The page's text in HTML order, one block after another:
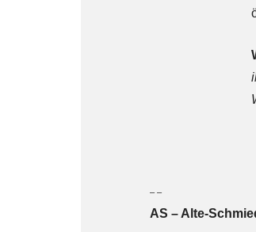
– –
AS – Alte-